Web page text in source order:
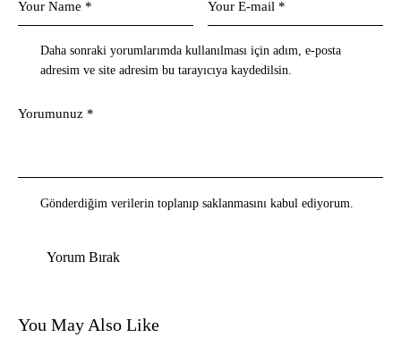
Daha sonraki yorumlarımda kullanılması için adım, e-posta
adresim ve site adresim bu tarayıcıya kaydedilsin.
Gönderdiğim verilerin toplanıp saklanmasını kabul ediyorum.
You May Also Like